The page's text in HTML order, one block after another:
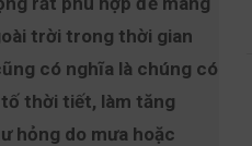
trời trong thời gian
có nghĩa là chúng có
thời tiết, làm tăng
hỏng do mưa hoặc